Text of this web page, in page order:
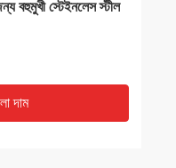
300-600 মিমি পুরুত্ব
দাম